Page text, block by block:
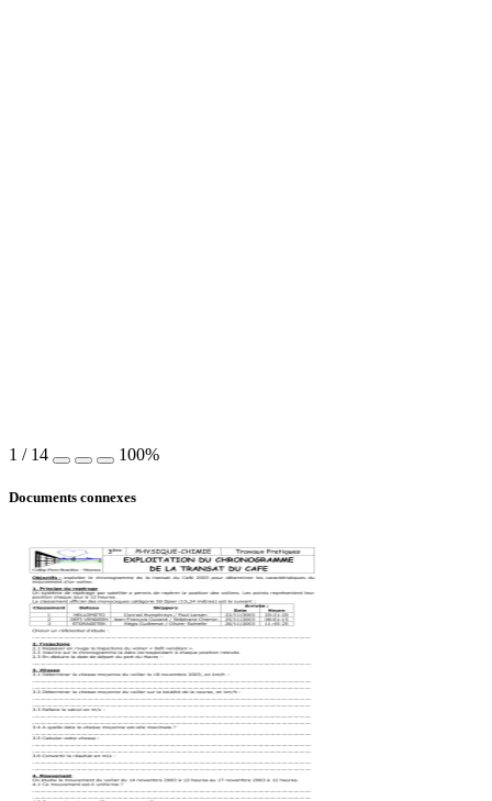
1 / 14 100%
Documents connexes